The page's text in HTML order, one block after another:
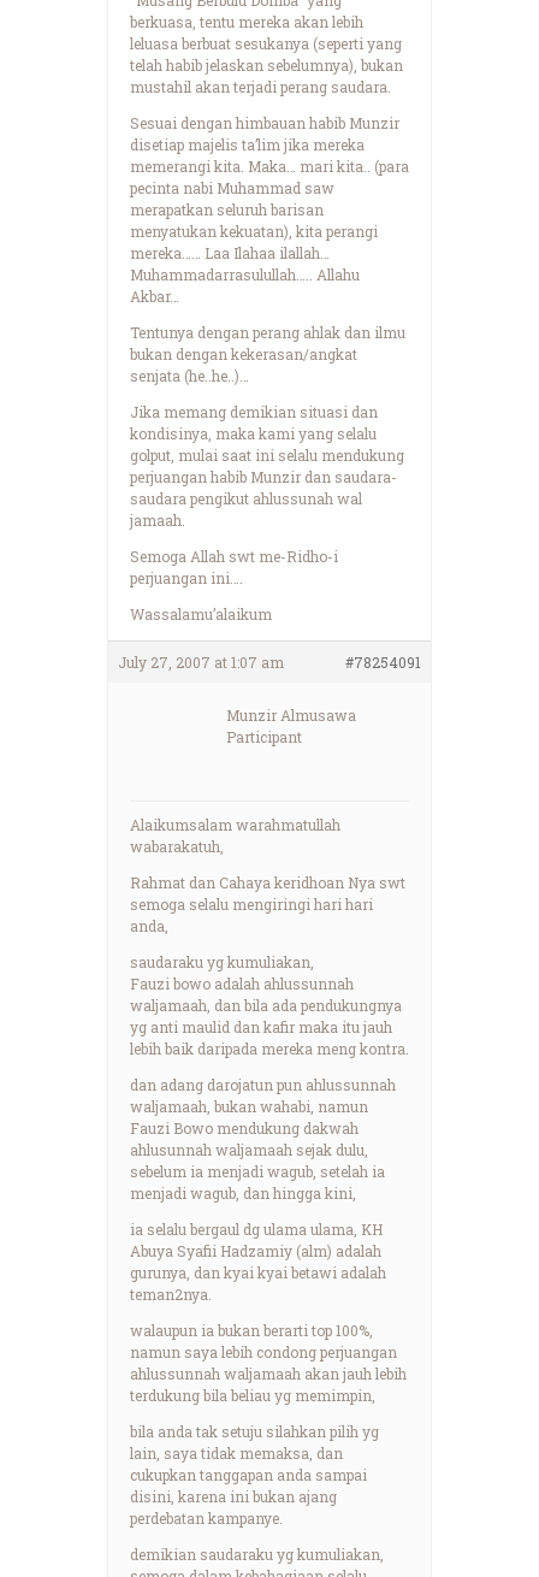
berkuasa, tentu mereka akan lebih
leluasa berbuat sesukanya (seperti yang
telah habib jelaskan sebelumnya), bukan
mustahil akan terjadi perang saudara.
Sesuai dengan himbauan habib Munzir
disetiap majelis ta’lim jika mereka
memerangi kita. Maka… mari kita.. (para
pecinta nabi Muhammad saw
merapatkan seluruh barisan
menyatukan kekuatan), kita perangi
mereka…… Laa Ilahaa ilallah…
Muhammadarrasulullah….. Allahu
Akbar…
Tentunya dengan perang ahlak dan ilmu
bukan dengan kekerasan/angkat
senjata (he..he..)…
Jika memang demikian situasi dan
kondisinya, maka kami yang selalu
golput, mulai saat ini selalu mendukung
perjuangan habib Munzir dan saudara-
saudara pengikut ahlussunah wal
jamaah.
Semoga Allah swt me-Ridho-i
perjuangan ini….
Wassalamu’alaikum
July 27, 2007 at 1:07 am #78254091
Munzir Almusawa
Participant
Alaikumsalam warahmatullah
wabarakatuh,
Rahmat dan Cahaya keridhoan Nya swt
semoga selalu mengiringi hari hari
anda,
saudaraku yg kumuliakan,
Fauzi bowo adalah ahlussunnah
waljamaah, dan bila ada pendukungnya
yg anti maulid dan kafir maka itu jauh
lebih baik daripada mereka meng kontra.
dan adang darojatun pun ahlussunnah
waljamaah, bukan wahabi, namun
Fauzi Bowo mendukung dakwah
ahlusunnah waljamaah sejak dulu,
sebelum ia menjadi wagub, setelah ia
menjadi wagub, dan hingga kini,
ia selalu bergaul dg ulama ulama, KH
Abuya Syafii Hadzamiy (alm) adalah
gurunya, dan kyai kyai betawi adalah
teman2nya.
walaupun ia bukan berarti top 100%,
namun saya lebih condong perjuangan
ahlussunnah waljamaah akan jauh lebih
terdukung bila beliau yg memimpin,
bila anda tak setuju silahkan pilih yg
lain, saya tidak memaksa, dan
cukupkan tanggapan anda sampai
disini, karena ini bukan ajang
perdebatan kampanye.
demikian saudaraku yg kumuliakan,